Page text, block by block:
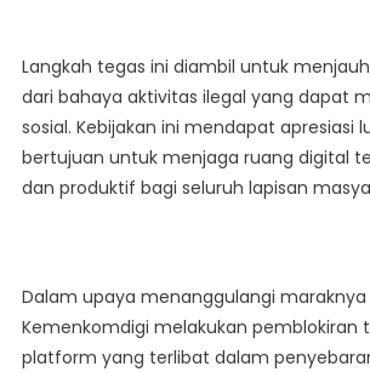
Langkah tegas ini diambil untuk
dari bahaya aktivitas ilegal yang dapat
sosial. Kebijakan ini mendapat apresiasi
bertujuan untuk menjaga ruang digital
dan produktif bagi seluruh lapisan
Dalam upaya menanggulangi maraknya
Kemenkomdigi melakukan pemblokiran
platform yang terlibat dalam